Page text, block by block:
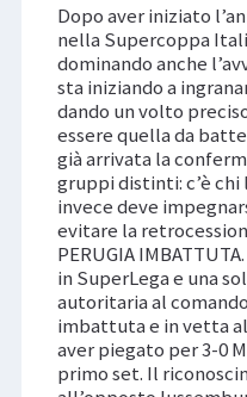
Dopo aver iniziato
nella Supercoppa
dominando anche
sta iniziando a
dando un volto
essere quella da
già arrivata la
gruppi distinti: c’è
invece deve
evitare la
PERUGIA
in SuperLega e una
autoritaria al
imbattuta e in vetta
aver piegato per 3-0
primo set. Il